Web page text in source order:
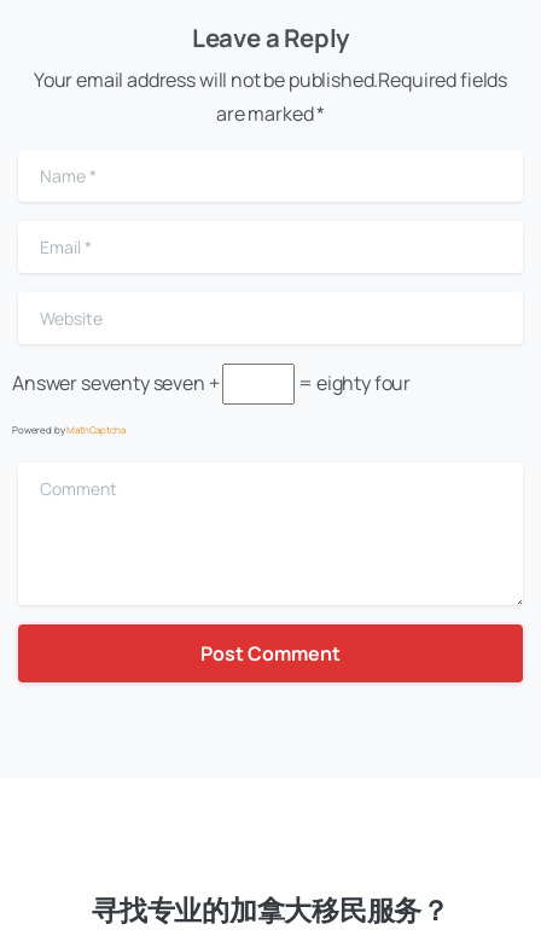
Leave a Reply
Your email address will not be published.Required fields
are marked *
Name
Email
Website
Answerseventy seven + = eighty four
Powered byMathCaptcha
Comment
寻找专业的加拿大移民服务？